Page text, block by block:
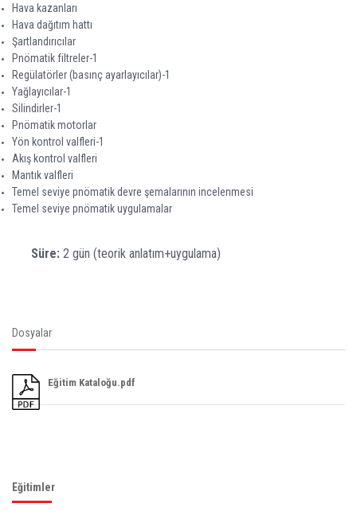
Hava kazanları
Hava dağıtım hattı
Şartlandırıcılar
Pnömatik filtreler-1
Regülatörler (basınç ayarlayıcılar)-1
Yağlayıcılar-1
Silindirler-1
Pnömatik motorlar
Yön kontrol valfleri-1
Akış kontrol valfleri
Mantık valfleri
Temel seviye pnömatik devre şemalarının incelenmesi
Temel seviye pnömatik uygulamalar
Süre: 2 gün (teorik anlatım+uygulama)
Dosyalar
Eğitim Kataloğu.pdf
Eğitimler